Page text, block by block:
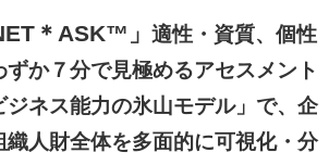
＊ASK™」 適性・資質、個性
ずか７分で見極めるアセスメント
ジネス能力の氷山モデル」で、企
織人財全体を多面的に可視化・分